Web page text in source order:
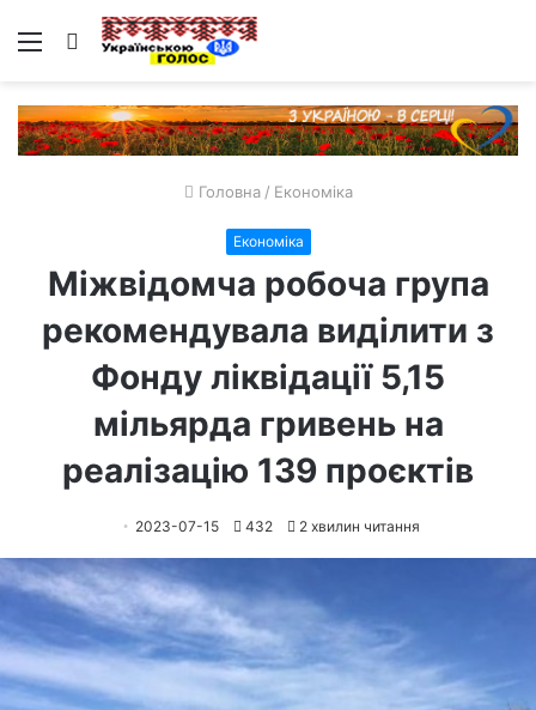
Меню Пошук
Головна / Економіка
Економіка
Міжвідомча робоча група
рекомендувала виділити з
Фонду ліквідації 5,15
мільярда гривень на
реалізацію 139 проєктів
2023-07-15 432 2 хвилин читання